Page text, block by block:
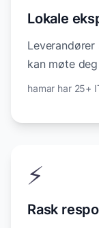
Lokale
kan møte
hamar har 25+
⚡
Rask